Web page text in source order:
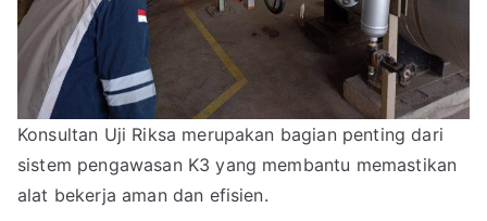
Konsultan Uji Riksa merupakan bagian penting dari
sistem pengawasan K3 yang membantu memastikan
alat bekerja aman dan efisien.